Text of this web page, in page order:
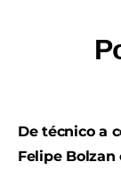
De técnico a
Felipe Bolzan